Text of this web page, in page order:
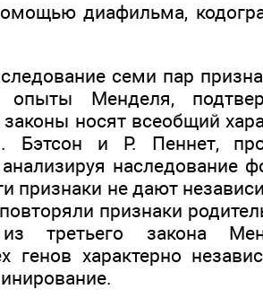
диафильма,
семи пар
опыты Менделя,
носят всеобщий
Бэтсон и Р. Пеннет,
наследование
признаки не дают
признаки
третьего закона
генов характерно